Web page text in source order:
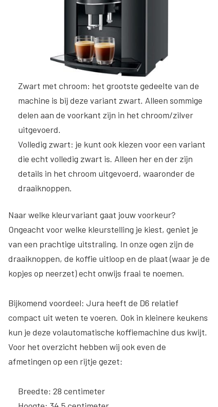
Zwart met chroom: het grootste gedeelte van de
machine is bij deze variant zwart. Alleen sommige
delen aan de voorkant zijn in het chroom/zilver
uitgevoerd.
Volledig zwart: je kunt ook kiezen voor een variant
die echt volledig zwart is. Alleen her en der zijn
details in het chroom uitgevoerd, waaronder de
draaiknoppen.
Naar welke kleurvariant gaat jouw voorkeur?
Ongeacht voor welke kleurstelling je kiest, geniet je
van een prachtige uitstraling. In onze ogen zijn de
draaiknoppen, de koffie uitloop en de plaat (waar je de
kopjes op neerzet) echt onwijs fraai te noemen.
Bijkomend voordeel: Jura heeft de D6 relatief
compact uit weten te voeren. Ook in kleinere keukens
kun je deze volautomatische koffiemachine dus kwijt.
Voor het overzicht hebben wij ook even de
afmetingen op een rijtje gezet:
Breedte: 28 centimeter